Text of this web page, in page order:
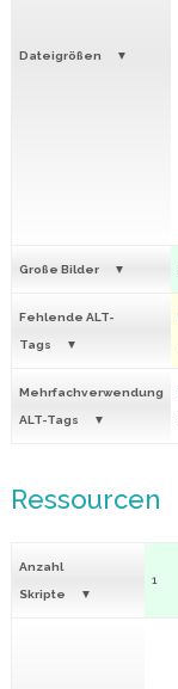
Dateigrößen
Große Bilder
Fehlende ALT-
Tags
Mehrfachverwendung
ALT-Tags
Ressourcen
Anzahl
Skripte
1